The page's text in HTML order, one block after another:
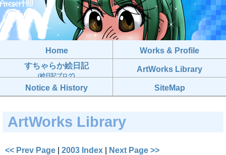
Home
Works & Profile
すちゃらか絵日記
(絵日記ブログ)
ArtWorks Library
Notice & History SiteMap
ArtWorks Library
<< Prev Page | 2003 Index | Next Page >>